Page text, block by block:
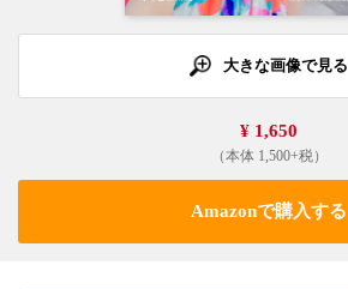
大きな画像で見る
¥ 1,650
（本体 1,500+税）
Amazonで購入する